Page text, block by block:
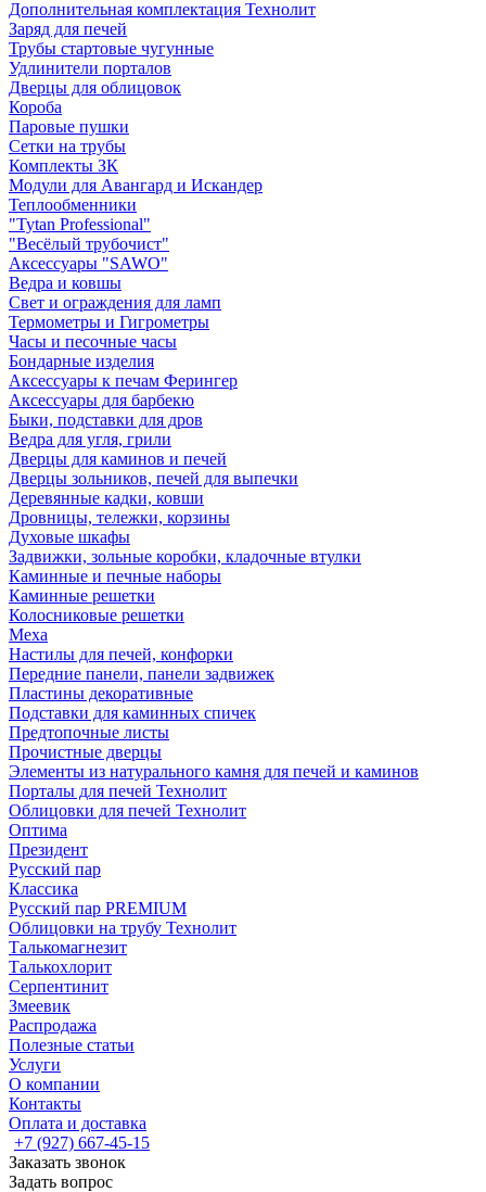
Дополнительная комплектация Технолит
Заряд для печей
Трубы стартовые чугунные
Удлинители порталов
Дверцы для облицовок
Короба
Паровые пушки
Сетки на трубы
Комплекты ЗК
Модули для Авангард и Искандер
Теплообменники
"Tytan Professional"
"Весёлый трубочист"
Аксессуары "SAWO"
Ведра и ковшы
Свет и ограждения для ламп
Термометры и Гигрометры
Часы и песочные часы
Бондарные изделия
Аксессуары к печам Ферингер
Аксессуары для барбекю
Быки, подставки для дров
Ведра для угля, грили
Дверцы для каминов и печей
Дверцы зольников, печей для выпечки
Деревянные кадки, ковши
Дровницы, тележки, корзины
Духовые шкафы
Задвижки, зольные коробки, кладочные втулки
Каминные и печные наборы
Каминные решетки
Колосниковые решетки
Меха
Настилы для печей, конфорки
Передние панели, панели задвижек
Пластины декоративные
Подставки для каминных спичек
Предтопочные листы
Прочистные дверцы
Элементы из натурального камня для печей и каминов
Порталы для печей Технолит
Облицовки для печей Технолит
Оптима
Президент
Русский пар
Классика
Русский пар PREMIUM
Облицовки на трубу Технолит
Талькомагнезит
Талькохлорит
Серпентинит
Змеевик
Распродажа
Полезные статьи
Услуги
О компании
Контакты
Оплата и доставка
+7 (927) 667-45-15
Заказать звонок
Задать вопрос